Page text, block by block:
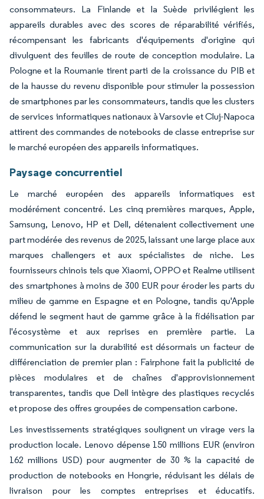
consommateurs. La Finlande et la Suède privilégient les
appareils durables avec des scores de réparabilité vérifiés,
récompensant les fabricants d'équipements d'origine qui
divulguent des feuilles de route de conception modulaire. La
Pologne et la Roumanie tirent parti de la croissance du PIB et
de la hausse du revenu disponible pour stimuler la possession
de smartphones par les consommateurs, tandis que les clusters
de services informatiques nationaux à Varsovie et Cluj-Napoca
attirent des commandes de notebooks de classe entreprise sur
le marché européen des appareils informatiques.
Paysage concurrentiel
Le marché européen des appareils informatiques est
modérément concentré. Les cinq premières marques, Apple,
Samsung, Lenovo, HP et Dell, détenaient collectivement une
part modérée des revenus de 2025, laissant une large place aux
marques challengers et aux spécialistes de niche. Les
fournisseurs chinois tels que Xiaomi, OPPO et Realme utilisent
des smartphones à moins de 300 EUR pour éroder les parts du
milieu de gamme en Espagne et en Pologne, tandis qu'Apple
défend le segment haut de gamme grâce à la fidélisation par
l'écosystème et aux reprises en première partie. La
communication sur la durabilité est désormais un facteur de
différenciation de premier plan : Fairphone fait la publicité de
pièces modulaires et de chaînes d'approvisionnement
transparentes, tandis que Dell intègre des plastiques recyclés
et propose des offres groupées de compensation carbone.
Les investissements stratégiques soulignent un virage vers la
production locale. Lenovo dépense 150 millions EUR (environ
162 millions USD) pour augmenter de 30 % la capacité de
production de notebooks en Hongrie, réduisant les délais de
livraison pour les comptes entreprises et éducatifs.